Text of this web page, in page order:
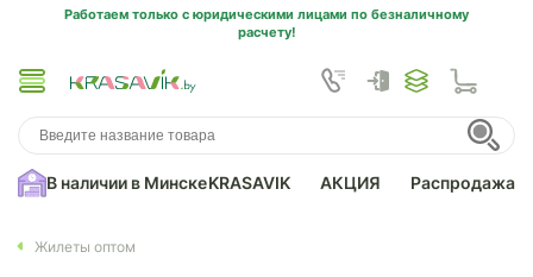
Работаем только с юридическими лицами по безналичному
расчету!
В наличии в МинскеKRASAVIK АКЦИЯ Распродажа
Жилеты оптом